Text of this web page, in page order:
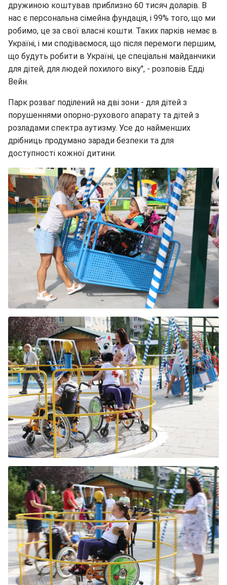
дружиною коштував приблизно 60 тисяч доларів. В
нас є персональна сімейна фундація, і 99% того, що ми
робимо, це за свої власні кошти. Таких парків немає в
Україні, і ми сподіваємося, що після перемоги першим,
що будуть робити в Україні, це спеціальні майданчики
для дітей, для людей похилого віку", - розповів Едді
Вейн.
Парк розваг поділений на дві зони - для дітей з
порушеннями опорно-рухового апарату та дітей з
розладами спектра аутизму. Усе до найменших
дрібниць продумано заради безпеки та для
доступності кожної дитини.